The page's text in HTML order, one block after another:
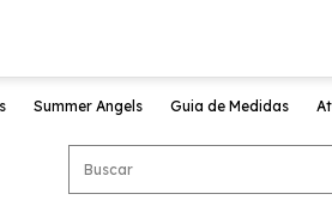
Summer Angels Guia de Medidas